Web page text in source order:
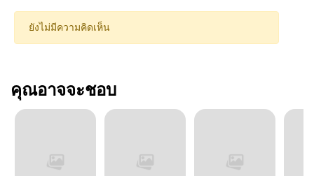
ยังไม่มีความคิดเห็น
คุณอาจจะชอบ